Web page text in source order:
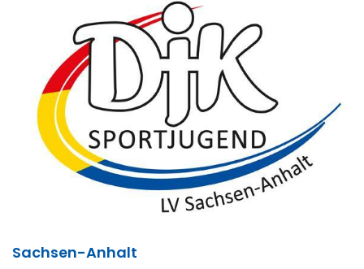
Sachsen-Anhalt